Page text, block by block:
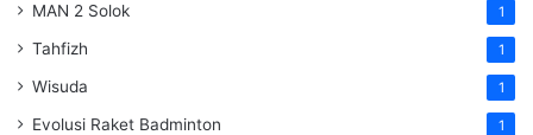
MAN 2 Solok 1
Tahfizh 1
Wisuda 1
Evolusi Raket Badminton 1